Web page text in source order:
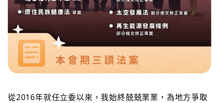
從2016年就任立委以來，我始終兢兢業業，為地方爭取